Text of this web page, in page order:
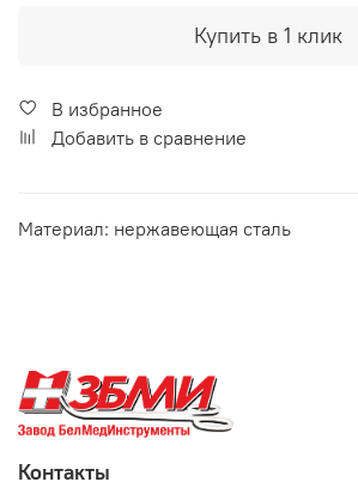
Купить в 1 клик
В избранное
Добавить в сравнение
Материал: нержавеющая сталь
Контакты